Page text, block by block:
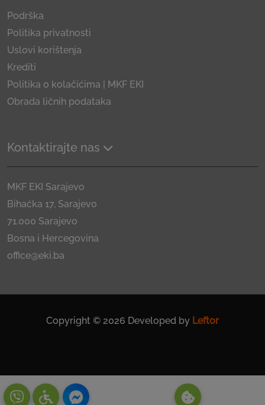
Podrška
Politika privatnosti
Uslovi korištenja
Krediti
Politika o kolačićima | MKF EKI
Obrada ličnih podataka
Kontaktirajte nas
MKF EKI Sarajevo
Bihaćka 17, Sarajevo
71.000 Sarajevo
Bosna i Hercegovina
office@eki.ba
Copyright © 2026 Developed by Leftor